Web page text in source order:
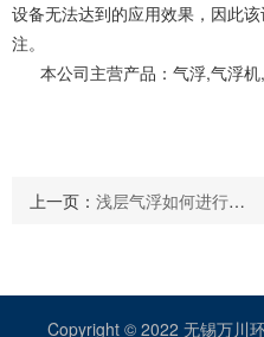
设备无法达到的应用效果，因此
注。
本公司主营产品：气浮,气浮机
上一页： 浅层气浮如何进行有效的废水处理？
Copyright © 2022 无锡万川